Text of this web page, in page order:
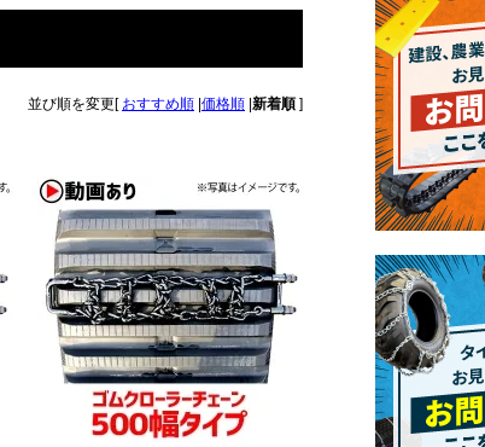
並び順を変更[ おすすめ順 価格順 新着順 ]